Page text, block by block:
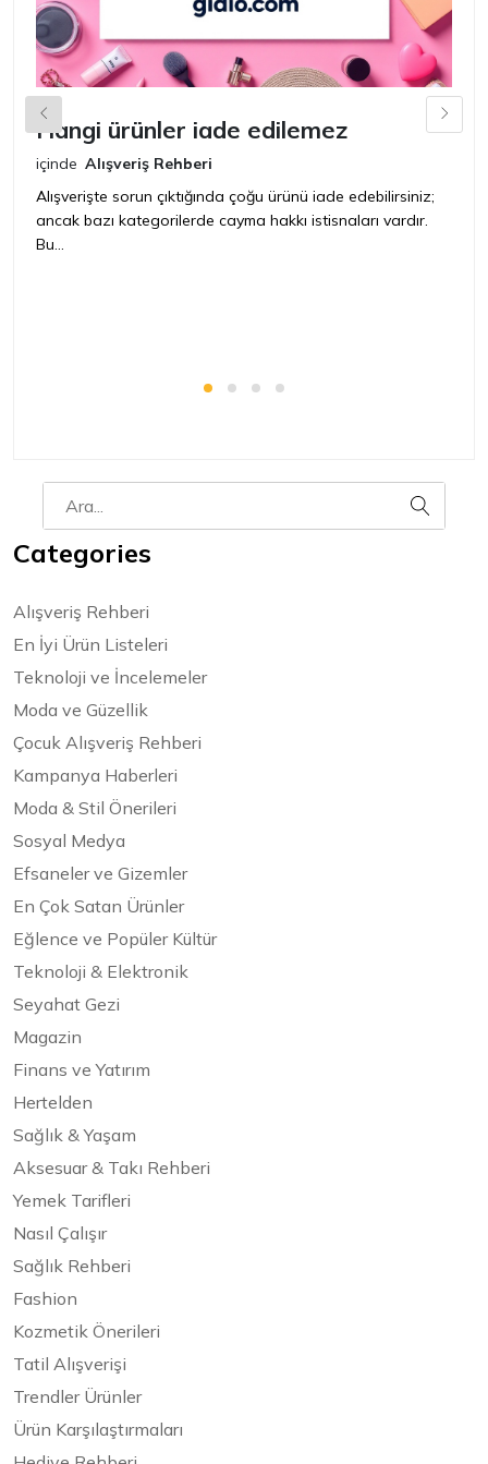
Hangi ürünler iade edilemez
içinde Alışveriş Rehberi
Alışverişte sorun çıktığında çoğu ürünü iade edebilirsiniz;
ancak bazı kategorilerde cayma hakkı istisnaları vardır.
Bu...
Categories
Alışveriş Rehberi
En İyi Ürün Listeleri
Teknoloji ve İncelemeler
Moda ve Güzellik
Çocuk Alışveriş Rehberi
Kampanya Haberleri
Moda & Stil Önerileri
Sosyal Medya
Efsaneler ve Gizemler
En Çok Satan Ürünler
Eğlence ve Popüler Kültür
Teknoloji & Elektronik
Seyahat Gezi
Magazin
Finans ve Yatırım
Hertelden
Sağlık & Yaşam
Aksesuar & Takı Rehberi
Yemek Tarifleri
Nasıl Çalışır
Sağlık Rehberi
Fashion
Kozmetik Önerileri
Tatil Alışverişi
Trendler Ürünler
Ürün Karşılaştırmaları